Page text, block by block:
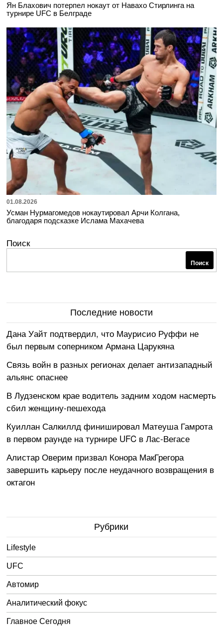
Ян Блахович потерпел нокаут от Навахо Стирлинга на
турнире UFC в Белграде
01.08.2026
Усман Нурмагомедов нокаутировал Арчи Колгана,
благодаря подсказке Ислама Махачева
Поиск
Поиск
Последние новости
Дана Уайт подтвердил, что Маурисио Руффи не
был первым соперником Армана Царукяна
Связь войн в разных регионах делает антизападный
альянс опаснее
В Лудзенском крае водитель задним ходом насмерть
сбил женщину-пешехода
Куиллан Салкиллд финишировал Матеуша Гамрота
в первом раунде на турнире UFC в Лас-Вегасе
Алистар Оверим призвал Конора МакГрегора
завершить карьеру после неудачного возвращения в
октагон
Рубрики
Lifestyle
UFC
Автомир
Аналитический фокус
Главное Сегодня